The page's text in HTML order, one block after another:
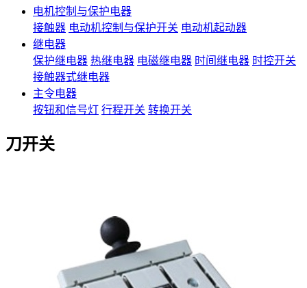
电机控制与保护电器
接触器 电动机控制与保护开关 电动机起动器
继电器
保护继电器 热继电器 电磁继电器 时间继电器 时控开关
接触器式继电器
主令电器
按钮和信号灯 行程开关 转换开关
刀开关